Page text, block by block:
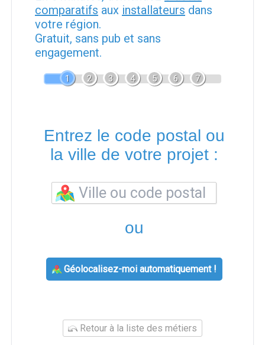
comparatifs aux installateurs dans
votre région.
Gratuit, sans pub et sans
engagement.
1 2 3 4 5 6 7
Entrez le code postal ou
la ville de votre projet :
ou
Géolocalisez-moi automatiquement !
Retour à la liste des métiers